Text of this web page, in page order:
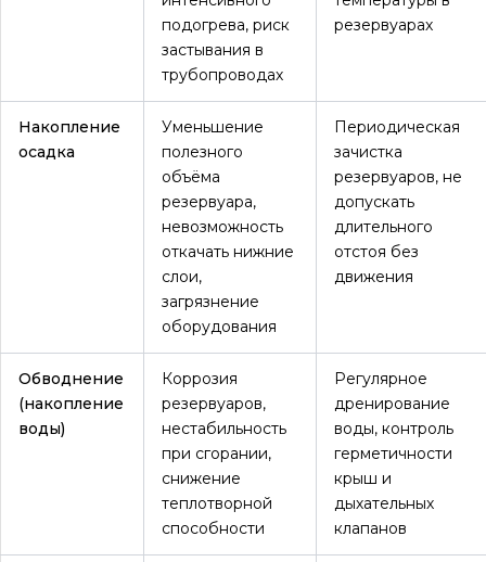
подогрева, риск
застывания в
трубопроводах
резервуарах
Накопление
осадка
Уменьшение
полезного
объёма
резервуара,
невозможность
откачать нижние
слои,
загрязнение
оборудования
Периодическая
зачистка
резервуаров, не
допускать
длительного
отстоя без
движения
Обводнение
(накопление
воды)
Коррозия
резервуаров,
нестабильность
при сгорании,
снижение
теплотворной
способности
Регулярное
дренирование
воды, контроль
герметичности
крыш и
дыхательных
клапанов